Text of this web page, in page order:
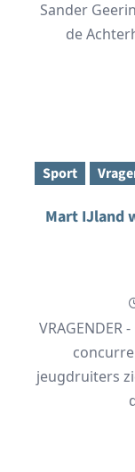
Sander
de
Sport
Mart IJland
jeugdruiters